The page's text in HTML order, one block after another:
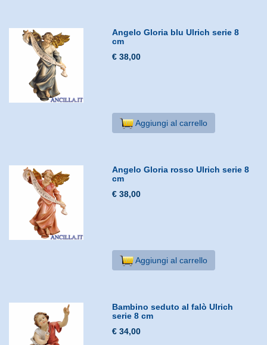
Angelo Gloria blu Ulrich serie 8
cm
€ 38,00
Aggiungi al carrello
Angelo Gloria rosso Ulrich serie 8
cm
€ 38,00
Aggiungi al carrello
Bambino seduto al falò Ulrich
serie 8 cm
€ 34,00